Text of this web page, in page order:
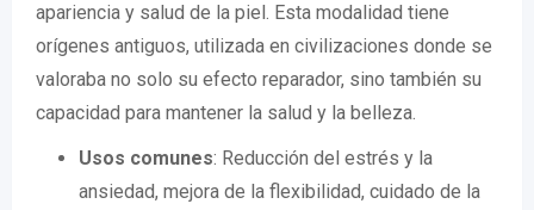
apariencia y salud de la piel. Esta modalidad tiene
orígenes antiguos, utilizada en civilizaciones donde se
valoraba no solo su efecto reparador, sino también su
capacidad para mantener la salud y la belleza.
Usos comunes: Reducción del estrés y la
ansiedad, mejora de la flexibilidad, cuidado de la